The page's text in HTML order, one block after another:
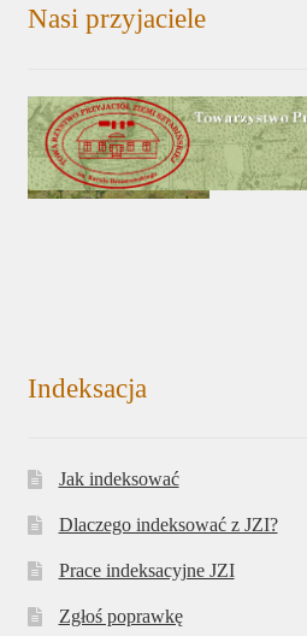
Nasi przyjaciele
Indeksacja
Jak indeksować
Dlaczego indeksować z JZI?
Prace indeksacyjne JZI
Zgłoś poprawkę